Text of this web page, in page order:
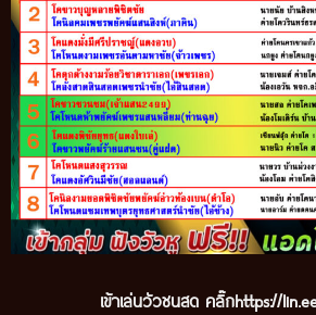
เข้าเล่นวัวชนสด คลิ๊กhttps://